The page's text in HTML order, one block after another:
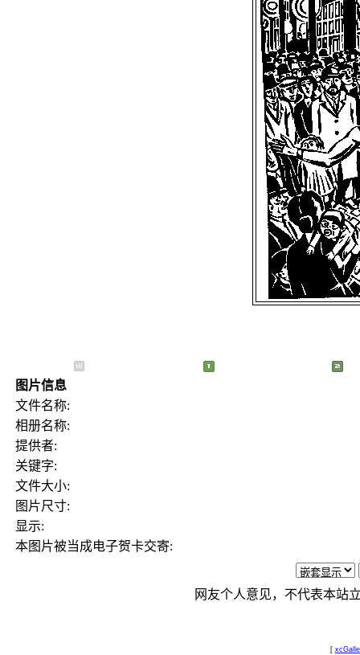
图片信息
文件名称:
相册名称:
提供者:
关键字:
文件大小:
图片尺寸:
显示:
本图片被当成电子贺卡交寄:
网友个人意见，不代表本站
[